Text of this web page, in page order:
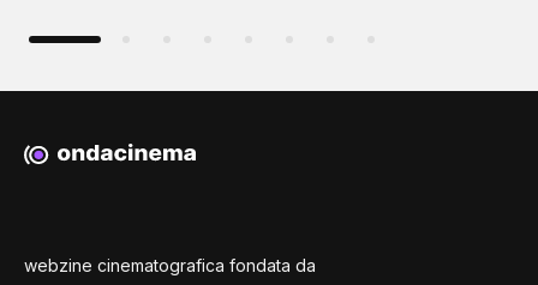
webzine cinematografica fondata da